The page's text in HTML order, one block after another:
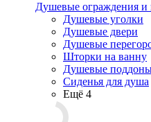
Душевые ограждения
Душевые уголки
Душевые двери
Душевые
Шторки на ванну
Душевые
Сиденья для душа
Ещё 4